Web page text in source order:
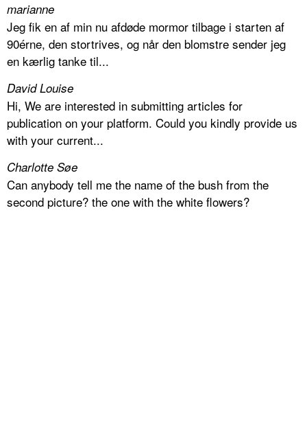
marianne
Jeg fik en af min nu afdøde mormor tilbage i starten af
90érne, den stortrives, og når den blomstre sender jeg
en kærlig tanke til...
David Louise
Hi, We are interested in submitting articles for
publication on your platform. Could you kindly provide us
with your current...
Charlotte Søe
Can anybody tell me the name of the bush from the
second picture? the one with the white flowers?